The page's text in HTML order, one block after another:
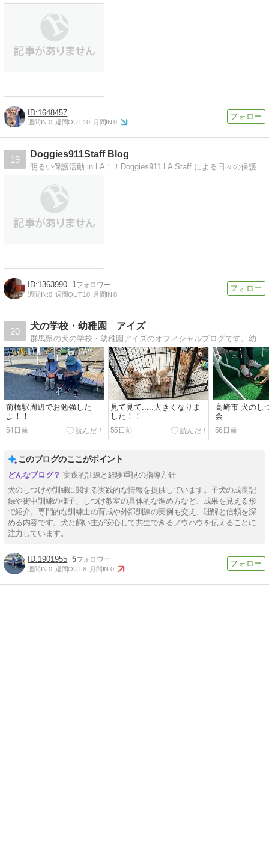
1648457
週間IN:0 週間OUT:10 月間IN:0
19
Doggies911Staff Blog
1363990 1
週間IN:0 週間OUT:10 月間IN:0
20
犬の学校・幼稚園 アイズ
前橋駅周辺でお勉強した
よ！！
54日前
見て見て.....大きくなりま
した！！
55日前
高崎市 犬のし
会
56日前
このブログのここがポイント
実践的訓練と経験重視の指導方針
犬のしつけや訓練に関する実践的な情報を提供しています。子犬の成長記
録や街中訓練の様子、しつけ教室の具体的な進め方など、成果を見える形
で紹介。専門的な訓練士の育成や外部訓練の実例も交え、理解と信頼を深
める内容です。犬と飼い主が安心して共生できるノウハウを伝えることに
注力しています。
1901955 5
週間IN:0 週間OUT:8 月間IN:0